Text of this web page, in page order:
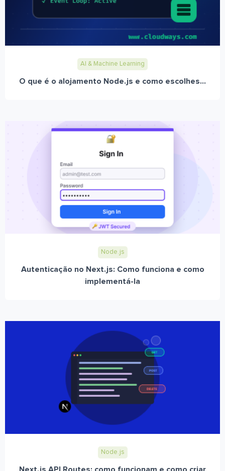
AI & Machine Learning
O que é o alojamento Node.js e como escolhes...
Node.js
Autenticação no Next.js: Como funciona e como
implementá-la
Node.js